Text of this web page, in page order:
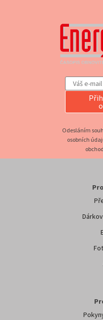
Odesláním
osobních